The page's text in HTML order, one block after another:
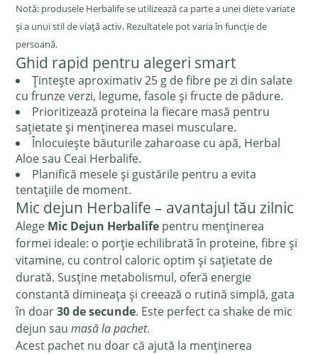
Notă: produsele Herbalife se utilizează ca parte a unei diete variate
și a unui stil de viață activ. Rezultatele pot varia în funcție de
persoană.
Ghid rapid pentru alegeri smart
Țintește aproximativ 25 g de fibre pe zi din salate
cu frunze verzi, legume, fasole și fructe de pădure.
Prioritizează proteina la fiecare masă pentru
sațietate și menținerea masei musculare.
Înlocuiește băuturile zaharoase cu apă, Herbal
Aloe sau Ceai Herbalife.
Planifică mesele și gustările pentru a evita
tentațiile de moment.
Mic dejun Herbalife – avantajul tău zilnic
Alege Mic Dejun Herbalife pentru menținerea
formei ideale: o porție echilibrată în proteine, fibre și
vitamine, cu control caloric optim și sațietate de
durată. Susține metabolismul, oferă energie
constantă dimineața și creează o rutină simplă, gata
în doar30 de secunde. Este perfect ca shake de mic
dejun saumasă la pachet.
Acest pachet nu doar că ajută la menținerea